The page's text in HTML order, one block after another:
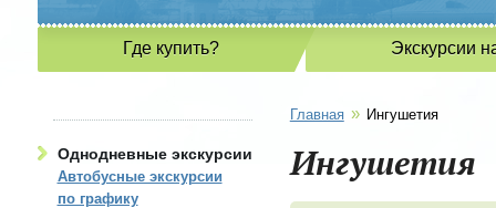
Где купить? Экскурсии
Однодневные экскурсии
Автобусные экскурсии
по графику
Главная » Ингушетия
Ингушетия